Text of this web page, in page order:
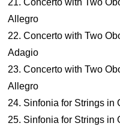
21. Concerto with Two
Allegro
22. Concerto with Two
Adagio
23. Concerto with Two
Allegro
24. Sinfonia for Strings in
25. Sinfonia for Strings in